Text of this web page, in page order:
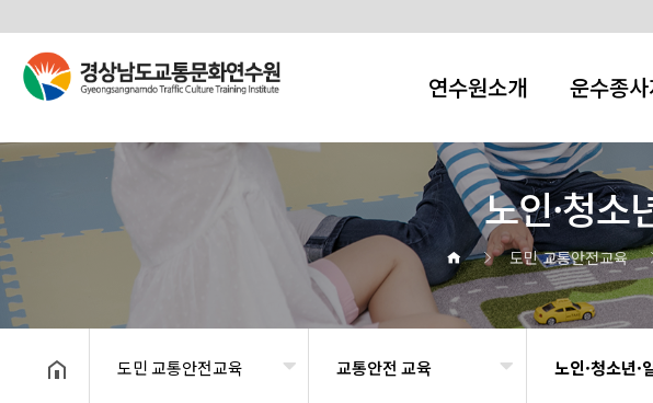
연수원소개 운수종
노인·청소
도민 교통안전교육
도민 교통안전교육 교통안전 교육 노인·청소년